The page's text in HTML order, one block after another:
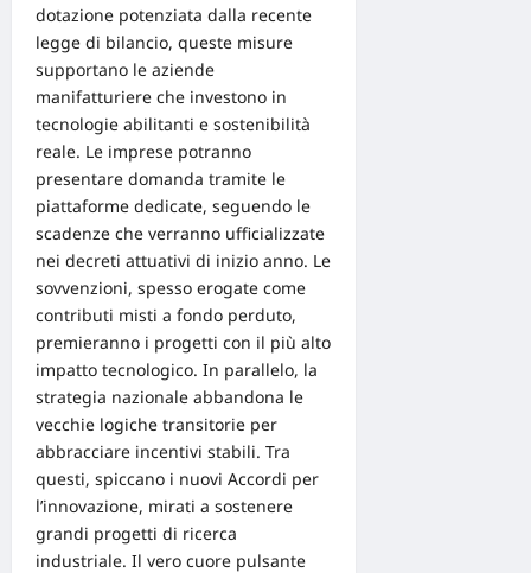
dotazione potenziata dalla recente
legge di bilancio, queste misure
supportano le aziende
manifatturiere che investono in
tecnologie abilitanti e sostenibilità
reale. Le imprese potranno
presentare domanda tramite le
piattaforme dedicate, seguendo le
scadenze che verranno ufficializzate
nei decreti attuativi di inizio anno. Le
sovvenzioni, spesso erogate come
contributi misti a fondo perduto,
premieranno i progetti con il più alto
impatto tecnologico. In parallelo, la
strategia nazionale abbandona le
vecchie logiche transitorie per
abbracciare incentivi stabili. Tra
questi, spiccano i nuovi Accordi per
l’innovazione, mirati a sostenere
grandi progetti di ricerca
industriale. Il vero cuore pulsante